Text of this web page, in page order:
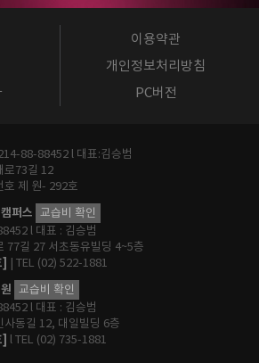
이용약관
개인정보처리방침
PC버전
88-88452 l 대표:김승범
로73길 12
호 제 원- 292호
퍼스 교습비 확인
l 대표 : 김승범
77길 27 서초동유빌딩 4~5층
| TEL (02) 522-1881
교습비 확인
l 대표 : 김승범
동길 12, 대일빌딩 6층
l TEL (02) 735-1881